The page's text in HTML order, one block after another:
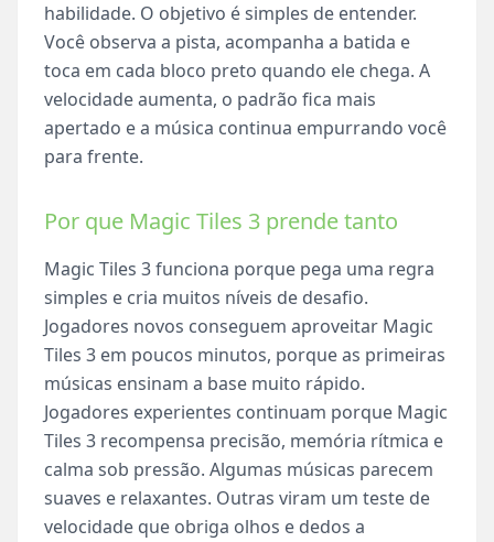
habilidade. O objetivo é simples de entender.
Você observa a pista, acompanha a batida e
toca em cada bloco preto quando ele chega. A
velocidade aumenta, o padrão fica mais
apertado e a música continua empurrando você
para frente.
Por que Magic Tiles 3 prende tanto
Magic Tiles 3 funciona porque pega uma regra
simples e cria muitos níveis de desafio.
Jogadores novos conseguem aproveitar Magic
Tiles 3 em poucos minutos, porque as primeiras
músicas ensinam a base muito rápido.
Jogadores experientes continuam porque Magic
Tiles 3 recompensa precisão, memória rítmica e
calma sob pressão. Algumas músicas parecem
suaves e relaxantes. Outras viram um teste de
velocidade que obriga olhos e dedos a